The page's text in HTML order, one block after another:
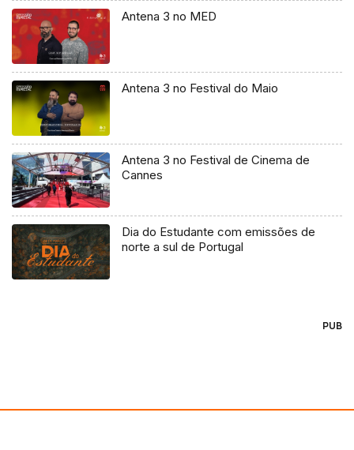
Antena 3 no MED
Antena 3 no Festival do Maio
Antena 3 no Festival de Cinema de
Cannes
Dia do Estudante com emissões de
norte a sul de Portugal
PUB